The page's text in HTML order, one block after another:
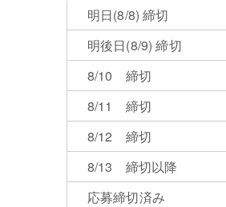
明日(8/8) 締切
明後日(8/9) 締切
8/10 締切
8/11 締切
8/12 締切
8/13 締切以降
応募締切済み